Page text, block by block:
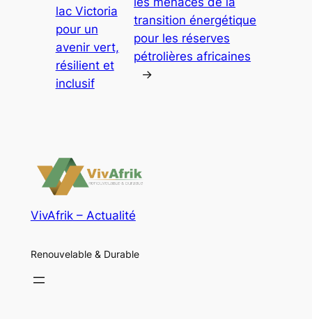
lac Victoria
pour un
avenir vert,
résilient et
inclusif
transition énergétique
pour les réserves
pétrolières africaines
→
VivAfrik – Actualité
Renouvelable & Durable